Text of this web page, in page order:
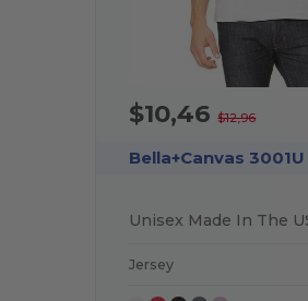
$10,46$12,96
Bella+Canvas 3001U
Jersey